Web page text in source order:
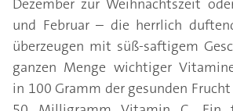
Dezember zur Weihnachtszeit
und Februar – die herrlich
überzeugen mit süß-saftigem
ganzen Menge wichtiger
in 100 Gramm der gesunden